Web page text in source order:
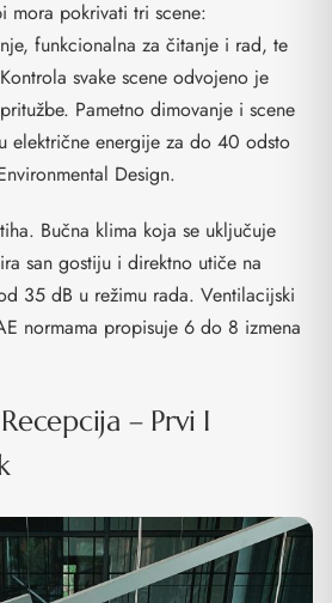
mora pokrivati tri scene:
funkcionalna za čitanje i rad, te
svake scene odvojeno je
Pametno dimovanje i scene
električne energije za do 40 odsto
Design.
Bučna klima koja se uključuje
san gostiju i direktno utiče na
35 dB u režimu rada. Ventilacijski
normama propisuje 6 do 8 izmena
– Prvi I